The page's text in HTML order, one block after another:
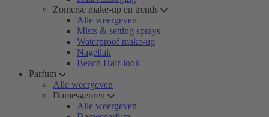
Zomerse make-up en trends
Alle weergeven
Mists & setting sprays
Waterproof make-up
Nagellak
Beach Hair-look
Parfum
Alle weergeven
Damesgeuren
Alle weergeven